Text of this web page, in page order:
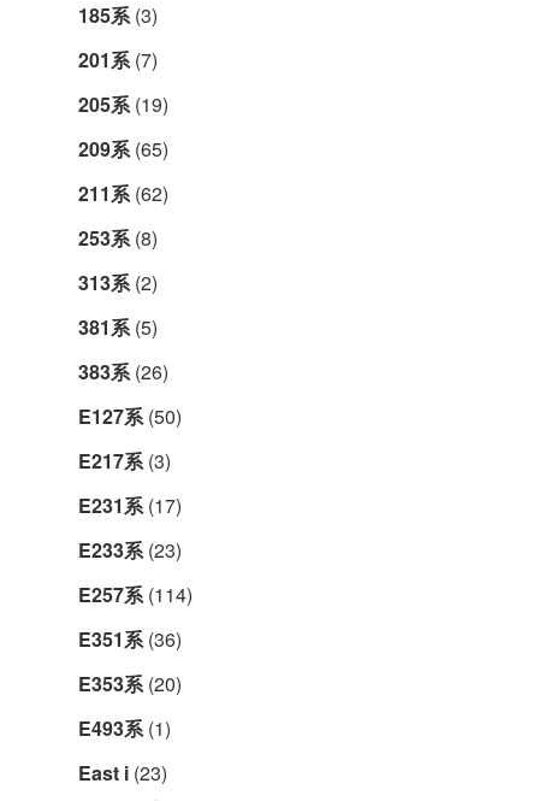
185系(3)
201系(7)
205系(19)
209系(65)
211系(62)
253系(8)
313系(2)
381系(5)
383系(26)
E127系(50)
E217系(3)
E231系(17)
E233系(23)
E257系(114)
E351系(36)
E353系(20)
E493系(1)
East i (23)